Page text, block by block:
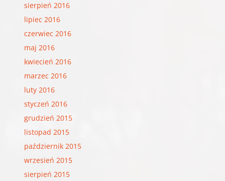
sierpień 2016
lipiec 2016
czerwiec 2016
maj 2016
kwiecień 2016
marzec 2016
luty 2016
styczeń 2016
grudzień 2015
listopad 2015
październik 2015
wrzesień 2015
sierpień 2015